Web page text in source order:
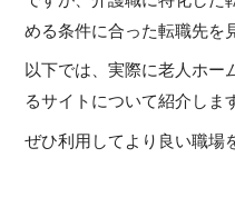
める条件に合った転職先を
以下では、実際に老人ホー
るサイトについて紹介しま
ぜひ利用してより良い職場